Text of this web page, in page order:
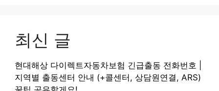
최신 글
현대해상 다이렉트자동차보험 긴급출동 전화번호 |
지역별 출동센터 안내 (+콜센터, 상담원연결, ARS)